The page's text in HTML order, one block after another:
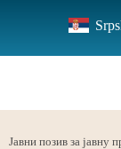
main
Јавни позив за јавну